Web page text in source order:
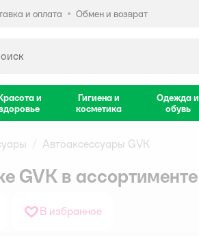
и оплата Обмен и возврат
и
Гигиена и
косметика
Одежда и
обувь
Автоаксессуары GVK
GVK в ассортименте
В избранное